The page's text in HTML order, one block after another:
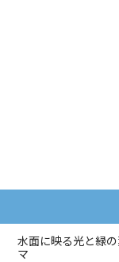
水面に映る光と緑
マ